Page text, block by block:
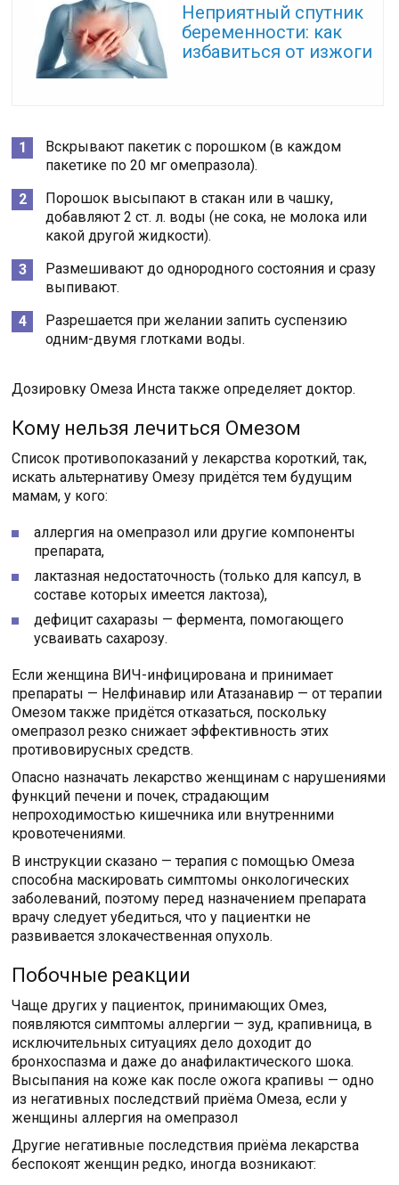
Неприятный спутник
беременности: как
избавиться от изжоги
Вскрывают пакетик с порошком (в каждом
пакетике по 20 мг омепразола).
Порошок высыпают в стакан или в чашку,
добавляют 2 ст. л. воды (не сока, не молока или
какой другой жидкости).
Размешивают до однородного состояния и сразу
выпивают.
Разрешается при желании запить суспензию
одним-двумя глотками воды.
Дозировку Омеза Инста также определяет доктор.
Кому нельзя лечиться Омезом
Список противопоказаний у лекарства короткий, так,
искать альтернативу Омезу придётся тем будущим
мамам, у кого:
аллергия на омепразол или другие компоненты
препарата,
лактазная недостаточность (только для капсул, в
составе которых имеется лактоза),
дефицит сахаразы — фермента, помогающего
усваивать сахарозу.
Если женщина ВИЧ-инфицирована и принимает
препараты — Нелфинавир или Атазанавир — от терапии
Омезом также придётся отказаться, поскольку
омепразол резко снижает эффективность этих
противовирусных средств.
Опасно назначать лекарство женщинам с нарушениями
функций печени и почек, страдающим
непроходимостью кишечника или внутренними
кровотечениями.
В инструкции сказано — терапия с помощью Омеза
способна маскировать симптомы онкологических
заболеваний, поэтому перед назначением препарата
врачу следует убедиться, что у пациентки не
развивается злокачественная опухоль.
Побочные реакции
Чаще других у пациенток, принимающих Омез,
появляются симптомы аллергии — зуд, крапивница, в
исключительных ситуациях дело доходит до
бронхоспазма и даже до анафилактического шока.
Высыпания на коже как после ожога крапивы — одно
из негативных последствий приёма Омеза, если у
женщины аллергия на омепразол
Другие негативные последствия приёма лекарства
беспокоят женщин редко, иногда возникают: